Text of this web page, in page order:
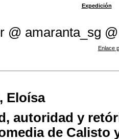
Expedición
@ amaranta_sg @
Enlace
Eloísa
autoridad y
de Calisto